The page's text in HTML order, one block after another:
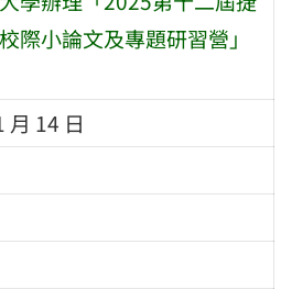
際小論文及專題研習營」
月 14 日